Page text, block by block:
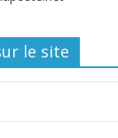
le site